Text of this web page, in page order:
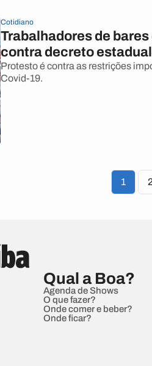
Cotidiano
Trabalhadores de
contra decreto
Protesto é contra as restrições
Covid-19.
1
Qual a Boa?
Agenda de Shows
O que fazer?
Onde comer e beber?
Onde ficar?